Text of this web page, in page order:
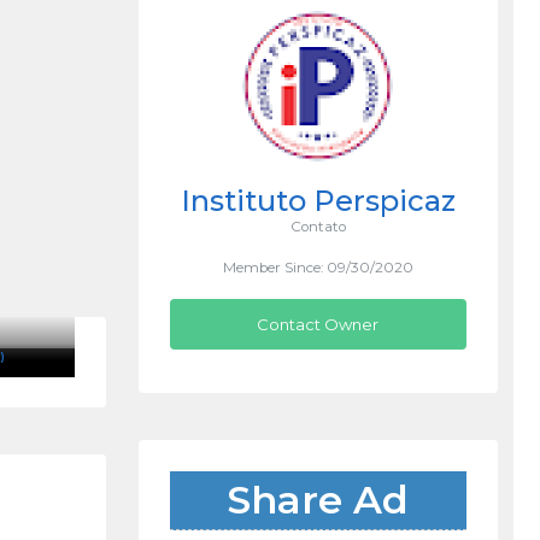
Instituto Perspicaz
Contato
Member Since: 09/30/2020
Contact Owner
Share Ad